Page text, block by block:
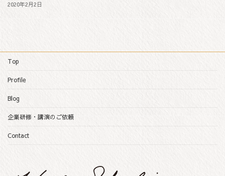
2020年2月2日
Top
Profile
Blog
企業研修・講演のご依頼
Contact